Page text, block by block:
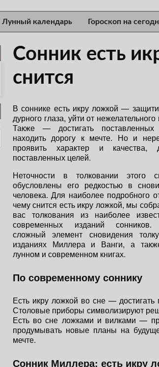
Лунный календарь Гороскоп на
Сонник есть
снится
В соннике есть икру ложкой —
дурного глаза, уйти от нежелательного
Также — достигать поставленных
находить дорогу к мечте. Но и
проявить характер и качества,
поставленных целей.
Неточности в толковании этого
обусловлены его редкостью в
человека. Для наиболее подробного
чему снится есть икру ложкой, мы
вас толкования из наиболее
современных изданий
сложный элемент сновидения
изданиях Миллера и Ванги, а
лунном и современном книгах.
По современному соннику
Есть икру ложкой во сне — достигать
Столовые приборы символизируют
Есть во сне ложками и вилками —
продумывать новые планы на
мечте.
Сонник Миллера: есть икру